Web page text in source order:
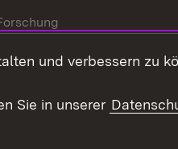
und verbessern zu
Sie in unserer